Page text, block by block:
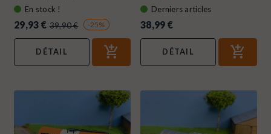
En stock !
29,93 € 39,90 € -25%
DÉTAIL
Derniers articles
38,99 €
DÉTAIL